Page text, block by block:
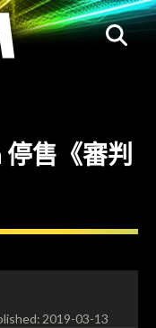
售《審判
2019-03-13